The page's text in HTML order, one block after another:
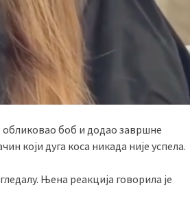
боб и додао завршне
који дуга коса никада није успела.
Њена реакција говорила је